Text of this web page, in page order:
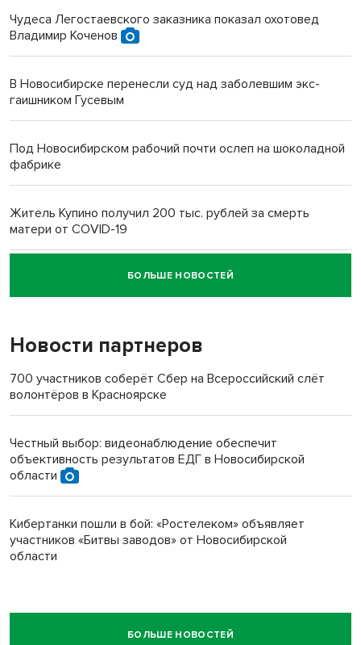
Чудеса Легостаевского заказника показал охотовед
Владимир Коченов
В Новосибирске перенесли суд над заболевшим экс-
гаишником Гусевым
Под Новосибирском рабочий почти ослеп на шоколадной
фабрике
Житель Купино получил 200 тыс. рублей за смерть
матери от COVID-19
Новосибирский суд наказал водителя за смерть
пенсионерки на вокзале
БОЛЬШЕ НОВОСТЕЙ
Новости партнеров
700 участников соберёт Сбер на Всероссийский слёт
волонтёров в Красноярске
Честный выбор: видеонаблюдение обеспечит
объективность результатов ЕДГ в Новосибирской
области
Кибертанки пошли в бой: «Ростелеком» объявляет
участников «Битвы заводов» от Новосибирской
области
БОЛЬШЕ НОВОСТЕЙ